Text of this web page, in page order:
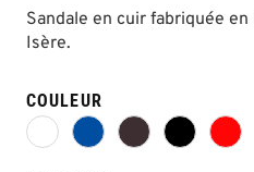
Sandale en cuir fabriquée
Isère.
COULEUR